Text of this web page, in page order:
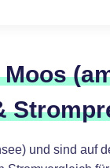
und sind auf